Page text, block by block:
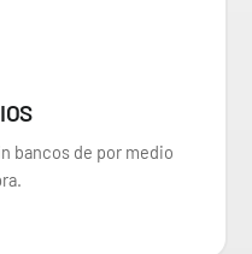
bancos de por medio